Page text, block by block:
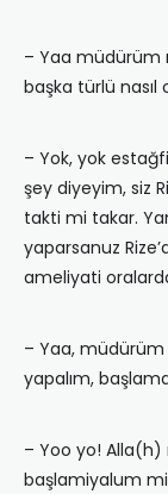
– Yaa müdürüm
başka türlü nasıl
– Yok, yok
şey diyeyim, siz
takti mi takar.
yaparsanuz
ameliyati
– Yaa,
yapalım,
– Yoo yo!
başlamiyalum